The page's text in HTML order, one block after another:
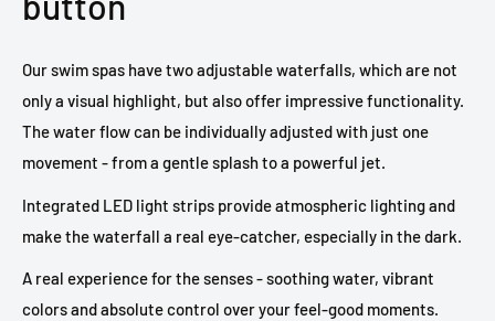
Our swim spas have two adjustable waterfalls, which are not
only a visual highlight, but also offer impressive functionality.
The water flow can be individually adjusted with just one
movement - from a gentle splash to a powerful jet.
Integrated LED light strips provide atmospheric lighting and
make the waterfall a real eye-catcher, especially in the dark.
A real experience for the senses - soothing water, vibrant
colors and absolute control over your feel-good moments.